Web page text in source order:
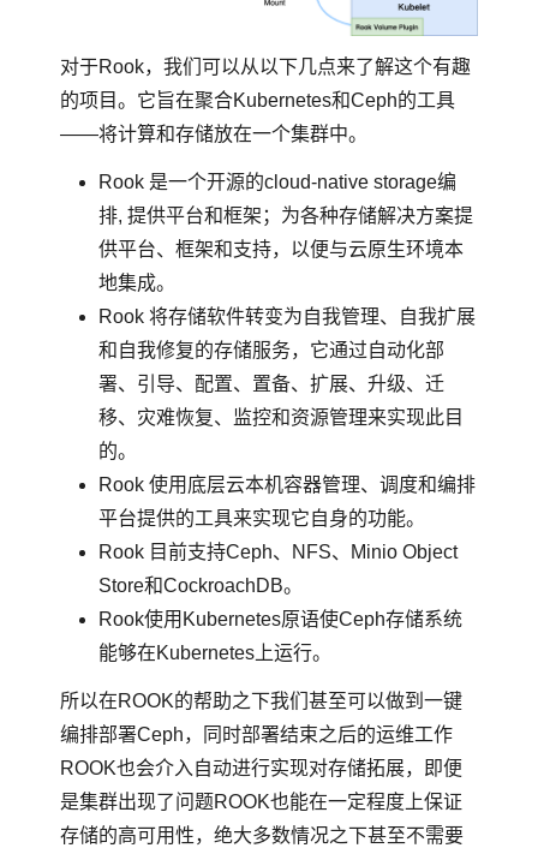
对于Rook，我们可以从以下几点来了解这个有趣
的项目。它旨在聚合Kubernetes和Ceph的工具
——将计算和存储放在一个集群中。
Rook 是一个开源的cloud-native storage编
排, 提供平台和框架；为各种存储解决方案提
供平台、框架和支持，以便与云原生环境本
地集成。
Rook 将存储软件转变为自我管理、自我扩展
和自我修复的存储服务，它通过自动化部
署、引导、配置、置备、扩展、升级、迁
移、灾难恢复、监控和资源管理来实现此目
的。
Rook 使用底层云本机容器管理、调度和编排
平台提供的工具来实现它自身的功能。
Rook 目前支持Ceph、NFS、Minio Object
Store和CockroachDB。
Rook使用Kubernetes原语使Ceph存储系统
能够在Kubernetes上运行。
所以在ROOK的帮助之下我们甚至可以做到一键
编排部署Ceph，同时部署结束之后的运维工作
ROOK也会介入自动进行实现对存储拓展，即便
是集群出现了问题ROOK也能在一定程度上保证
存储的高可用性，绝大多数情况之下甚至不需要